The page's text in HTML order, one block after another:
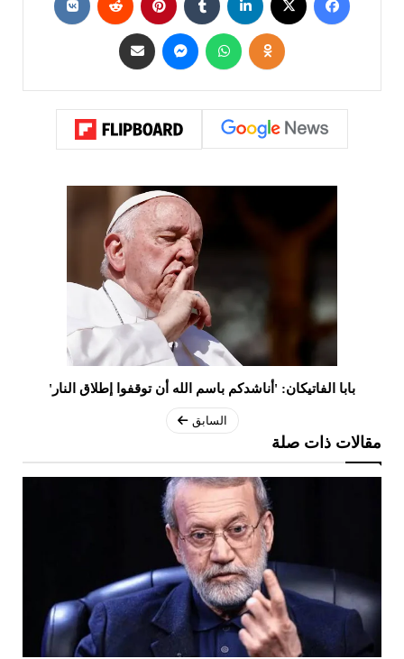
بابا الفاتيكان: 'أناشدكم باسم الله أن توقفوا إطلاق النار'
السابق
مقالات ذات صلة